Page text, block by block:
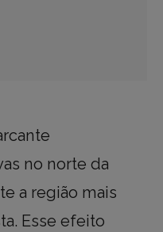
no norte da
a região mais
Esse efeito